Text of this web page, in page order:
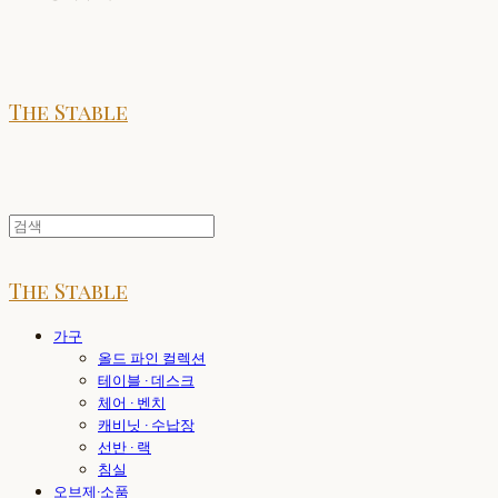
The Stable
The Stable
가구
올드 파인 컬렉션
테이블 · 데스크
체어 · 벤치
캐비닛 · 수납장
선반 · 랙
침실
오브제·소품